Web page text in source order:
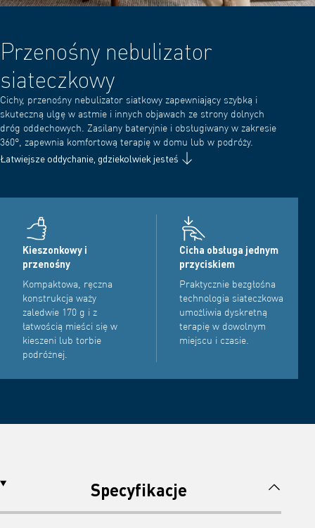
Przenośny nebulizator
siateczkowy
Cichy, przenośny nebulizator siatkowy zapewniający szybką i
skuteczną ulgę w astmie i innych objawach ze strony dolnych
dróg oddechowych. Zasilany bateryjnie i obsługiwany w zakresie
360°, zapewnia komfortową terapię w domu lub w podróży.
Łatwiejsze oddychanie, gdziekolwiek jesteś
Kieszonkowy i
przenośny
Kompaktowa, ręczna
konstrukcja waży
zaledwie 170 g i z
łatwością mieści się w
kieszeni lub torbie
podróżnej.
Cicha obsługa jednym
przyciskiem
Praktycznie bezgłośna
technologia siateczkowa
umożliwia dyskretną
terapię w dowolnym
miejscu i czasie.
Specyfikacje